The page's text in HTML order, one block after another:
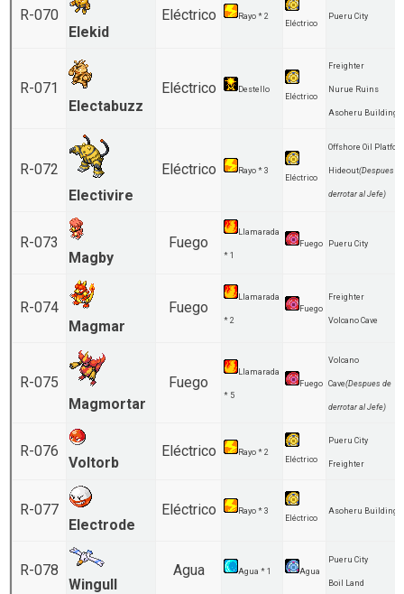
R-070
Elekid
Eléctrico
Rayo * 2
Eléctrico
Pueru City
R-071
Electabuzz
Eléctrico
Destello
Eléctrico
Freighter
Nurue Ruins
Asoheru Building
R-072
Electivire
Eléctrico
Rayo * 3
Eléctrico
Offshore Oil
Hideout(Despues de
derrotar al Jefe)
R-073
Magby
Fuego
Llamarada
* 1
Fuego Pueru City
R-074
Magmar
Fuego
Llamarada
* 2
Fuego
Freighter
Volcano Cave
R-075
Magmortar
Fuego
Llamarada
* 5
Fuego
Volcano
Cave(Despues de
derrotar al Jefe)
R-076
Voltorb
Eléctrico
Rayo * 2
Eléctrico
Pueru City
Freighter
R-077
Electrode
Eléctrico
Rayo * 3
Eléctrico
Asoheru Building
R-078
Wingull
Agua Agua * 1 Agua
Pueru City
Boil Land